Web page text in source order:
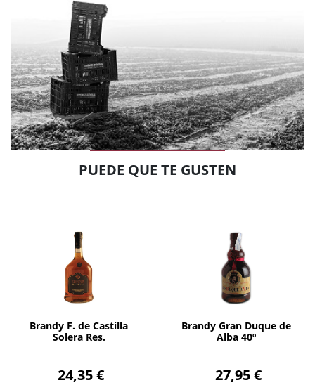
PUEDE QUE TE GUSTEN
Brandy F. de Castilla
Solera Res.
24,35 €
AÑADIR
Brandy Gran Duque de
Alba 40º
27,95 €
AÑADIR